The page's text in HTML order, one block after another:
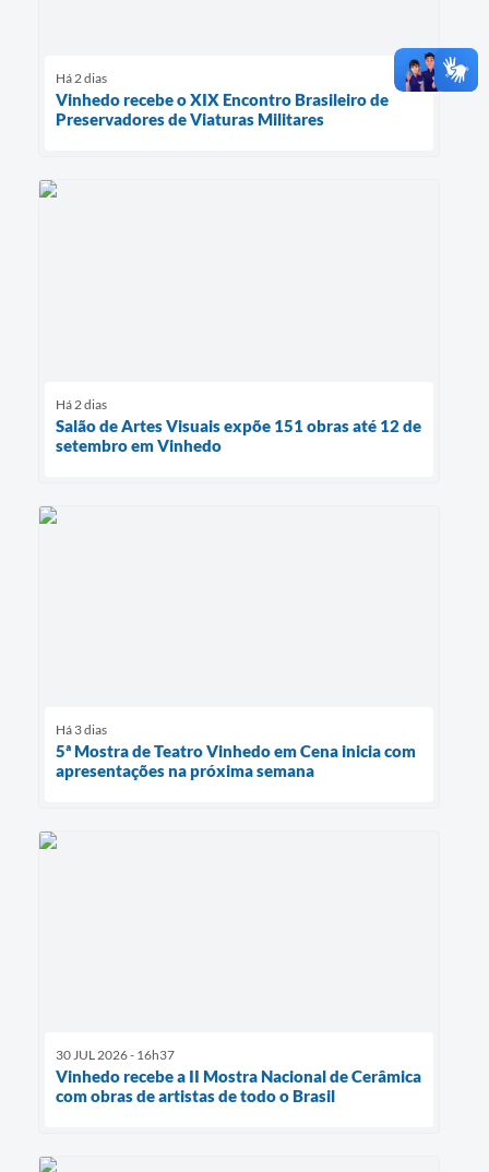
Há 2 dias
Vinhedo recebe o XIX Encontro Brasileiro de
Preservadores de Viaturas Militares
Há 2 dias
Salão de Artes Visuais expõe 151 obras até 12 de
setembro em Vinhedo
Há 3 dias
5ª Mostra de Teatro Vinhedo em Cena inicia com
apresentações na próxima semana
30 JUL 2026 - 16h37
Vinhedo recebe a II Mostra Nacional de Cerâmica
com obras de artistas de todo o Brasil